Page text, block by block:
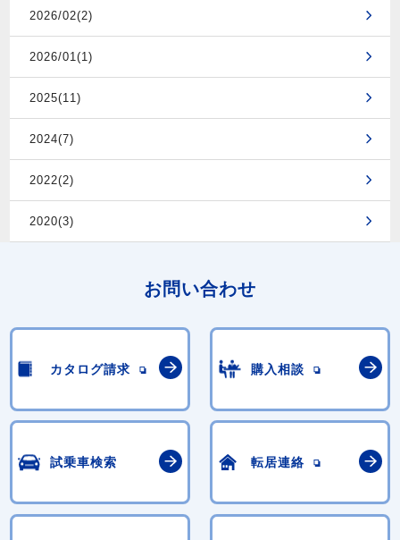
2026/02(2)
2026/01(1)
2025(11)
2024(7)
2022(2)
2020(3)
お問い合わせ
カタログ請求 購入相談
試乗車検索 転居連絡